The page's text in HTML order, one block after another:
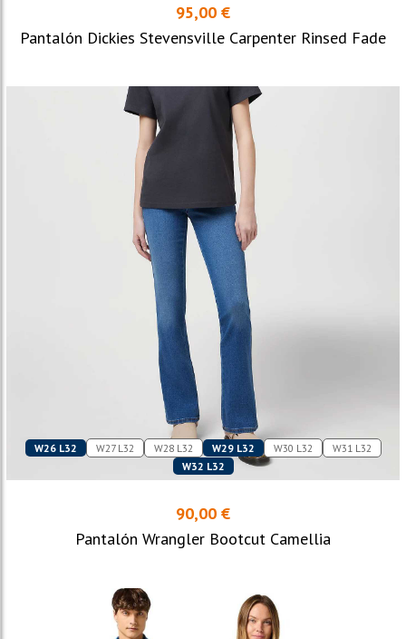
95,00 €
Pantalón Dickies Stevensville Carpenter Rinsed Fade
W26 L32 W27 L32 W28 L32 W29 L32 W30 L32
W31 L32
W32 L32
90,00 €
Pantalón Wrangler Bootcut Camellia